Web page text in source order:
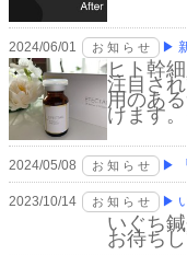
2024/06/01 お 知 ら せ ▶
ヒト幹
注目さ
用のあ
けます
2024/05/08 お 知 ら せ ▶
2023/10/14 お 知 ら せ ▶
いぐち
お待ち